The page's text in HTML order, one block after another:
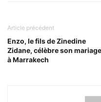
Article précédent
Enzo, le fils de Zinedine
Zidane, célèbre son mariage
à Marrakech